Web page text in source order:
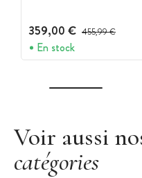
359,00 € Prix avant
455,99 €
En stock
Voir aussi
catégories